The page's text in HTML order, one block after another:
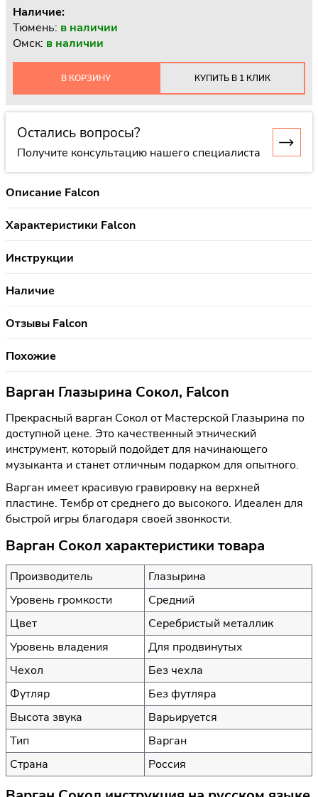
Наличие:
Тюмень: в наличии
Омск: в наличии
В КОРЗИНУ КУПИТЬ В 1 КЛИК
Остались вопросы?
Получите консультацию нашего специалиста
Описание Falcon
Характеристики Falcon
Инструкции
Наличие
Отзывы Falcon
Похожие
Варган Глазырина Сокол, Falcon
Прекрасный варган Сокол от Мастерской Глазырина по
доступной цене. Это качественный этнический
инструмент, который подойдет для начинающего
музыканта и станет отличным подарком для опытного.
Варган имеет красивую гравировку на верхней
пластине. Тембр от среднего до высокого. Идеален для
быстрой игры благодаря своей звонкости.
Варган Сокол характеристики товара
Производитель
Глазырина
Уровень громкости
Средний
Цвет
Серебристый металлик
Уровень владения
Для продвинутых
Чехол
Без чехла
Футляр
Без футляра
Высота звука
Варьируется
Тип
Варган
Страна
Россия